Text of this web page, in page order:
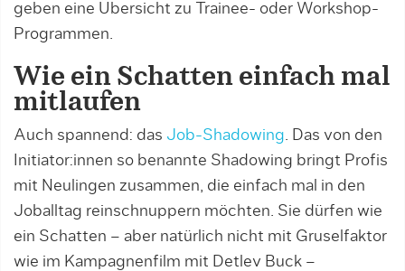
geben eine Übersicht zu Trainee- oder Workshop-
Programmen.
Wie ein Schatten einfach mal
mitlaufen
Auch spannend: das Job-Shadowing. Das von den
Initiator:innen so benannte Shadowing bringt Profis
mit Neulingen zusammen, die einfach mal in den
Joballtag reinschnuppern möchten. Sie dürfen wie
ein Schatten – aber natürlich nicht mit Gruselfaktor
wie im Kampagnenfilm mit Detlev Buck –